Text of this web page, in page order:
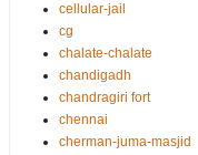
cellular-jail
cg
chalate-chalate
chandigadh
chandragiri fort
chennai
cherman-juma-masjid